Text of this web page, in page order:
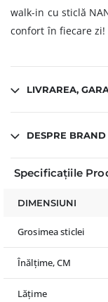
walk-in cu sticlă
confort în fiecare zi!
LIVRAREA,
DESPRE BRAND
Specificațiile
DIMENSIUNI
Grosimea sticlei
Înălțime, CM
Lățime